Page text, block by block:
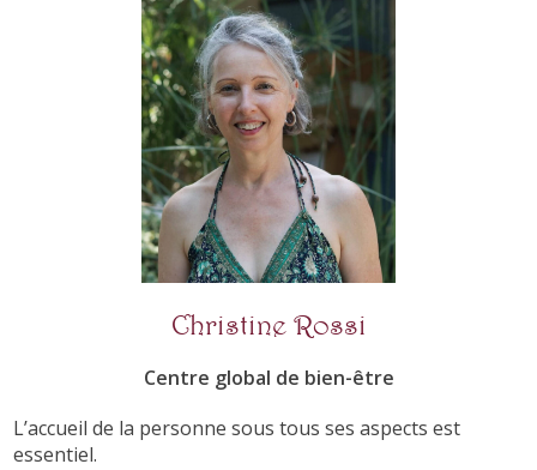
Christine Rossi
Centre global de bien-être
L’accueil de la personne sous tous ses aspects est
essentiel.